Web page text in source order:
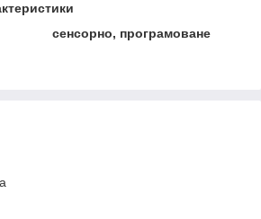
сенсорно, програмоване